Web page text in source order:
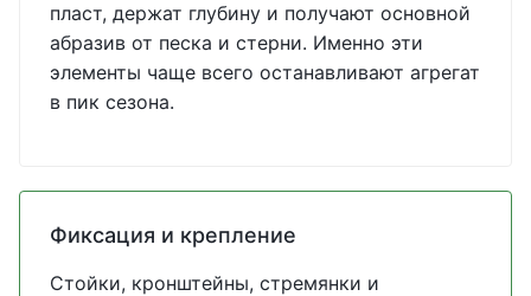
пласт, держат глубину и получают основной
абразив от песка и стерни. Именно эти
элементы чаще всего останавливают агрегат
в пик сезона.
Фиксация и крепление
Стойки, кронштейны, стремянки и